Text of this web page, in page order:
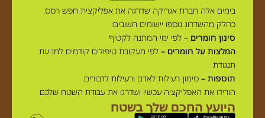
בימים אלה חברת אגריקה שדרגה את אפליקצית חפש רסס.
כחלק מהשדרוג נוספו יישומים חשובים:
סינון חומרים – לפי ימי המתנה לקטיף
המלצות על חומרים – לפי מעקובת טיפולים קודמים למניעת
תנגודת
תוספות – סימון רעילות לאדם ורעילות לדבורים.
הורידו את האפליקציה עכשיו ושדרגו את עבודת השטח שלכם
היועץ החכם שלך בשטח